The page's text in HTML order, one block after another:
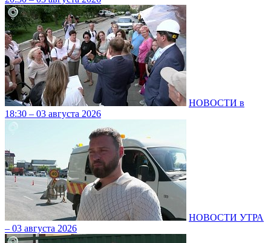
НОВОСТИ в
18:30 – 03 августа 2026
НОВОСТИ УТРА
– 03 августа 2026